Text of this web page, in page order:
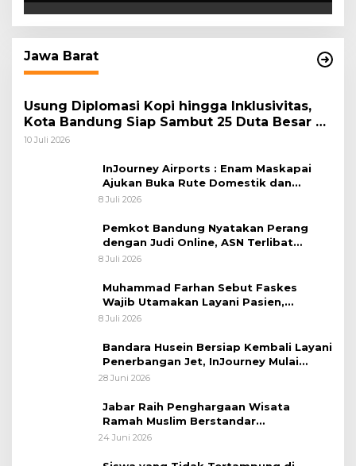
Jawa Barat
Usung Diplomasi Kopi hingga Inklusivitas,
Kota Bandung Siap Sambut 25 Duta Besar di
Festival Asia Afrika 2026
10 Juli 2026
InJourney Airports : Enam Maskapai
Ajukan Buka Rute Domestik dan
Internasional dari Bandara Husein
8 Juli 2026
Pemkot Bandung Nyatakan Perang
dengan Judi Online, ASN Terlibat
Terancam Dipecat Tidak Hormat
8 Juli 2026
Muhammad Farhan Sebut Faskes
Wajib Utamakan Layani Pasien,
Penolakan akan Berujung Sanksi Tegas
8 Juli 2026
Bandara Husein Bersiap Kembali Layani
Penerbangan Jet, InJourney Mulai
Tahap Optimalisasi
28 Juni 2026
Jabar Raih Penghargaan Wisata
Ramah Muslim Berstandar
Internasional
24 Juni 2026